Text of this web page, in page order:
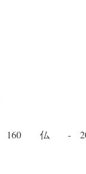
160 仏 -